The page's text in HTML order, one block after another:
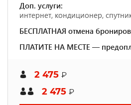
Доп. услуги:
интернет, кондиционер,
БЕСПЛАТНАЯ отмена
ПЛАТИТЕ НА МЕСТЕ —
2 475 ₽
2 475 ₽